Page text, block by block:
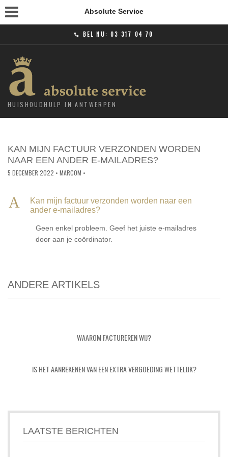
Absolute Service
BEL NU:03 317 04 70
HUISHOUDHULP IN ANTWERPEN
KAN MIJN FACTUUR VERZONDEN WORDEN
NAAR EEN ANDER E-MAILADRES?
5 DECEMBER 2022 • MARCOM •
A
Kan mijn factuur verzonden worden naar een
ander e-mailadres?
Geen enkel probleem. Geef het juiste e-mailadres
door aan je coördinator.
ANDERE ARTIKELS
WAAROM FACTUREREN WIJ?
IS HET AANREKENEN VAN EEN EXTRA VERGOEDING WETTELIJK?
LAATSTE BERICHTEN